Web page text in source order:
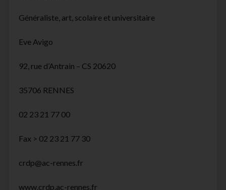
Généraliste, art, scolaire et universitaire
Eve Avigo
92, rue d’Antrain – CS 20620
35706 RENNES
02 23 21 77 00
Fax > 02 23 21 77 30
crdp@ac-rennes.fr
www.crdp.ac-rennes.fr